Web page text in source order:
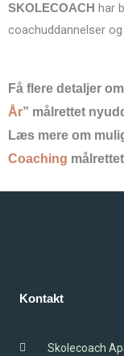
SKOLECOACH har
coachuddannelser
Få flere detaljer
År” målrettet
Læs mere om
Coaching
Kontakt
Skolecoach